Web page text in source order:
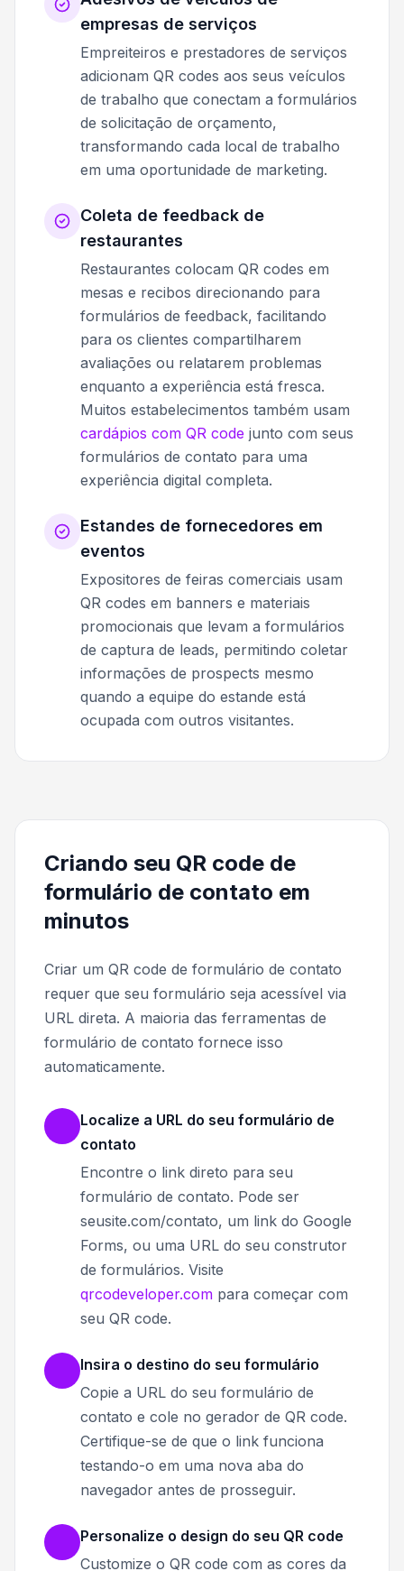
empresas de serviços
Empreiteiros e prestadores de serviços
adicionam QR codes aos seus veículos
de trabalho que conectam a formulários
de solicitação de orçamento,
transformando cada local de trabalho
em uma oportunidade de marketing.
Coleta de feedback de
restaurantes
Restaurantes colocam QR codes em
mesas e recibos direcionando para
formulários de feedback, facilitando
para os clientes compartilharem
avaliações ou relatarem problemas
enquanto a experiência está fresca.
Muitos estabelecimentos também usam
cardápios com QR code junto com seus
formulários de contato para uma
experiência digital completa.
Estandes de fornecedores em
eventos
Expositores de feiras comerciais usam
QR codes em banners e materiais
promocionais que levam a formulários
de captura de leads, permitindo coletar
informações de prospects mesmo
quando a equipe do estande está
ocupada com outros visitantes.
Criando seu QR code de
formulário de contato em
minutos
Criar um QR code de formulário de contato
requer que seu formulário seja acessível via
URL direta. A maioria das ferramentas de
formulário de contato fornece isso
automaticamente.
Localize a URL do seu formulário de
contato
Encontre o link direto para seu
formulário de contato. Pode ser
seusite.com/contato, um link do Google
Forms, ou uma URL do seu construtor
de formulários. Visite
qrcodeveloper.com para começar com
seu QR code.
Insira o destino do seu formulário
Copie a URL do seu formulário de
contato e cole no gerador de QR code.
Certifique-se de que o link funciona
testando-o em uma nova aba do
navegador antes de prosseguir.
Personalize o design do seu QR code
Customize o QR code com as cores da